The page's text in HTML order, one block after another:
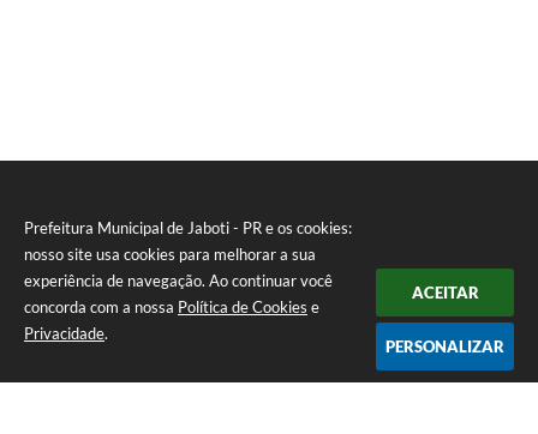
Prefeitura Municipal de Jaboti - PR e os cookies:
nosso site usa cookies para melhorar a sua
experiência de navegação. Ao continuar você
concorda com a nossa Política de Cookies e
Privacidade.
ACEITAR
PERSONALIZAR